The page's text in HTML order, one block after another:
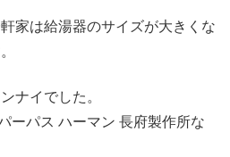
家は給湯器のサイズが大きくな
ナイでした。
ーパス ハーマン 長府製作所な